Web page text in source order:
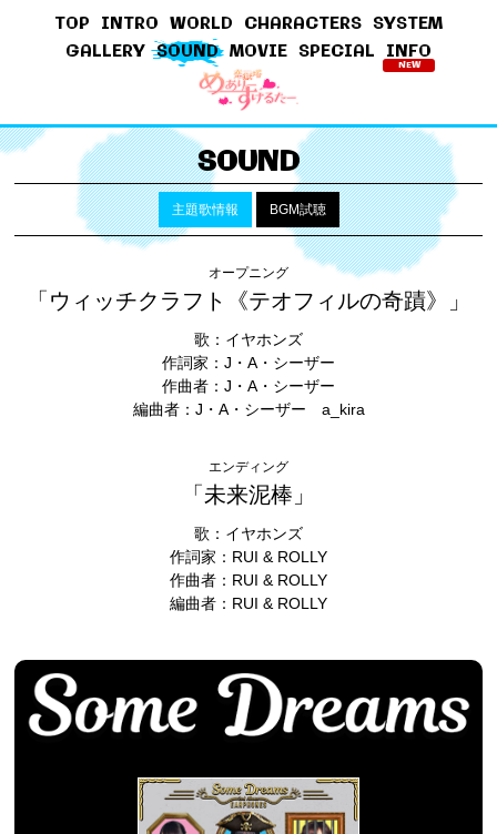
TOP INTRO WORLD CHARACTERS SYSTEM
GALLERY SOUND MOVIE SPECIAL INFO
NEW
SOUND
主題歌情報 BGM試聴
オープニング
「ウィッチクラフト《テオフィルの奇蹟》」
歌：イヤホンズ
作詞家：J・A・シーザー
作曲者：J・A・シーザー
編曲者：J・A・シーザー a_kira
エンディング
「未来泥棒」
歌：イヤホンズ
作詞家：RUI & ROLLY
作曲者：RUI & ROLLY
編曲者：RUI & ROLLY